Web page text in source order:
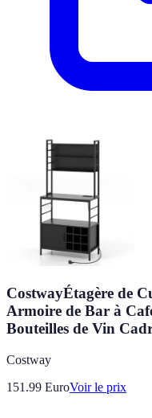
CostwayÉtagère de
Armoire de Bar à
Bouteilles de Vin
Costway
151.99 EuroVoir le prix